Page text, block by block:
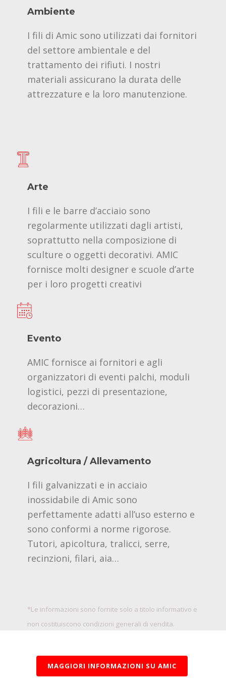
Ambiente
I fili di Amic sono utilizzati dai fornitori
del settore ambientale e del
trattamento dei rifiuti. I nostri
materiali assicurano la durata delle
attrezzature e la loro manutenzione.
Arte
I fili e le barre d’acciaio sono
regolarmente utilizzati dagli artisti,
soprattutto nella composizione di
sculture o oggetti decorativi. AMIC
fornisce molti designer e scuole d’arte
per i loro progetti creativi
Evento
AMIC fornisce ai fornitori e agli
organizzatori di eventi palchi, moduli
logistici, pezzi di presentazione,
decorazioni…
Agricoltura / Allevamento
I fili galvanizzati e in acciaio
inossidabile di Amic sono
perfettamente adatti all’uso esterno e
sono conformi a norme rigorose.
Tutori, apicoltura, tralicci, serre,
recinzioni, filari, aia…
*Le informazioni sono fornite solo a titolo informativo e
non costituiscono condizioni generali di vendita.
MAGGIORI INFORMAZIONI SU AMIC